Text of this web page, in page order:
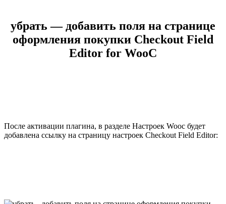
убрать — добавить поля на странице
оформления покупки Checkout Field
Editor for WooC
После активации плагина, в разделе Настроек Wooc будет
добавлена ссылку на страницу настроек Checkout Field Editor: